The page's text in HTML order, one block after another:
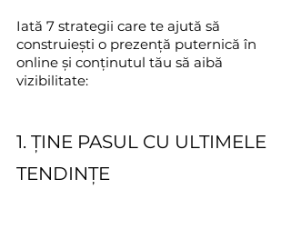
Iată 7 strategii care te ajută să
construiești o prezență puternică în
online și conținutul tău să aibă
vizibilitate:
1. ȚINE PASUL CU ULTIMELE
TENDINȚE